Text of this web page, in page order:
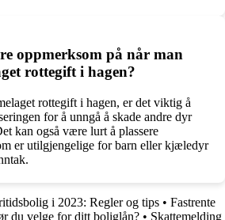
oppmerksom på når man
rottegift i hagen?
rottegift i hagen, er det viktig å
for å unngå å skade andre dyr
kan også være lurt å plassere
er utilgjengelige for barn eller kjæledyr
i 2023: Regler og tips • Fastrente
du velge for ditt boliglån? • Skattemelding